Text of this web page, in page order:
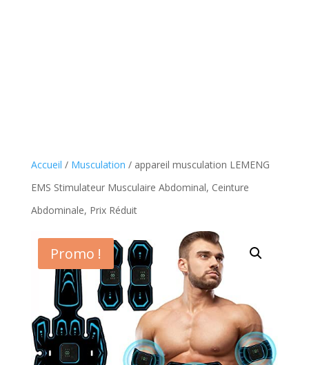
Accueil / Musculation / appareil musculation LEMENG
EMS Stimulateur Musculaire Abdominal, Ceinture
Abdominale, Prix Réduit
Promo !